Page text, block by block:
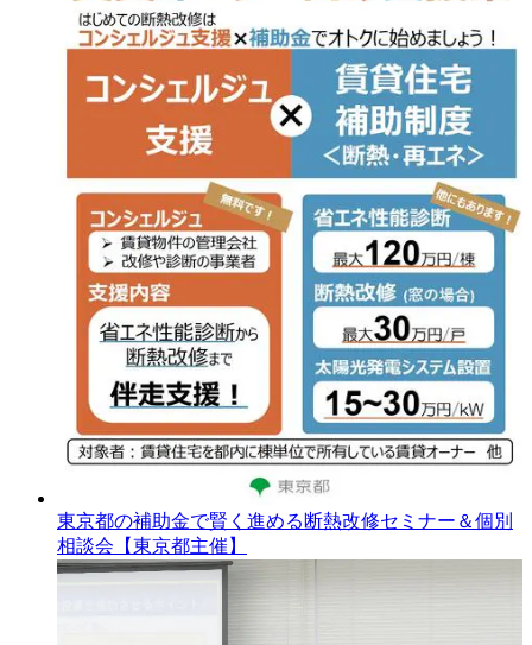
東京都の補助金で賢く進める断熱改修セミナー＆個別
相談会【東京都主催】